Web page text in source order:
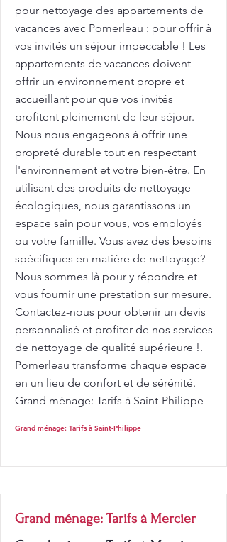
pour nettoyage des appartements de
vacances avec Pomerleau : pour offrir à
vos invités un séjour impeccable ! Les
appartements de vacances doivent
offrir un environnement propre et
accueillant pour que vos invités
profitent pleinement de leur séjour.
Nous nous engageons à offrir une
propreté durable tout en respectant
l'environnement et votre bien-être. En
utilisant des produits de nettoyage
écologiques, nous garantissons un
espace sain pour vous, vos employés
ou votre famille. Vous avez des besoins
spécifiques en matière de nettoyage?
Nous sommes là pour y répondre et
vous fournir une prestation sur mesure.
Contactez-nous pour obtenir un devis
personnalisé et profiter de nos services
de nettoyage de qualité supérieure !.
Pomerleau transforme chaque espace
en un lieu de confort et de sérénité.
Grand ménage: Tarifs à Saint-Philippe
Grand ménage: Tarifs à Saint-Philippe
Grand ménage: Tarifs à Mercier